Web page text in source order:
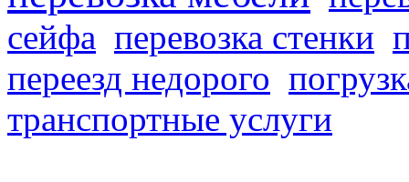
сейфа перевозка стенки
переезд недорого
транспортные услуги